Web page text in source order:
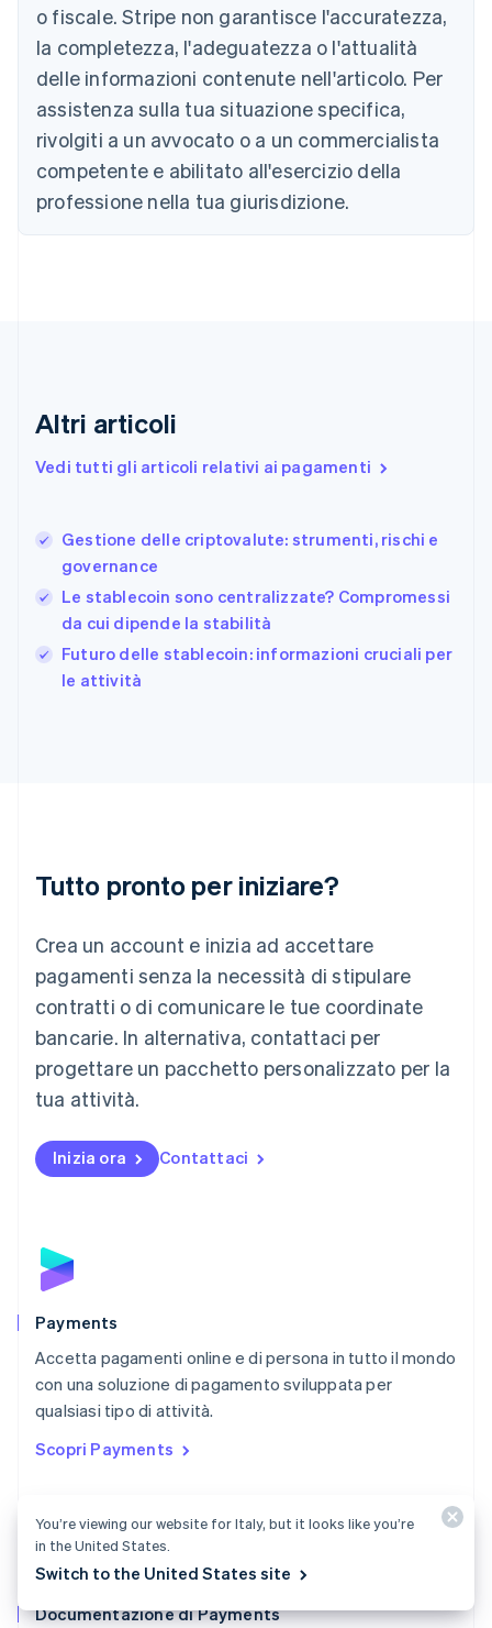
o fiscale. Stripe non garantisce l'accuratezza,
la completezza, l'adeguatezza o l'attualità
delle informazioni contenute nell'articolo. Per
assistenza sulla tua situazione specifica,
rivolgiti a un avvocato o a un commercialista
competente e abilitato all'esercizio della
professione nella tua giurisdizione.
Altri articoli
Vedi tutti gli articoli relativi ai pagamenti
Gestione delle criptovalute: strumenti, rischi e
governance
Le stablecoin sono centralizzate? Compromessi
da cui dipende la stabilità
Futuro delle stablecoin: informazioni cruciali per
le attività
Tutto pronto per iniziare?
Crea un account e inizia ad accettare
pagamenti senza la necessità di stipulare
contratti o di comunicare le tue coordinate
bancarie. In alternativa, contattaci per
progettare un pacchetto personalizzato per la
tua attività.
Inizia ora Contattaci
Payments
Accetta pagamenti online e di persona in tutto il mondo
con una soluzione di pagamento sviluppata per
qualsiasi tipo di attività.
Scopri Payments
Documentazione di Payments
PortuguêsEnglish
Bulgaria
English
Canada
English Français
Cina continentale
Cipro
English
EnglishSvenska
FrançaisEnglish
Giappone
日本語English
English
Grecia
English
India
Lituania
Lussemburgo
Deutsch English
Malaysia
English 简体中文
Malta
Messico
EspañolEnglish
English
Nuova Zelanda
Polonia
English
Português
English简体中文
Regno Unito
English
English
Singapore
English简体中文
Slovacchia
Slovenia
You’re viewing our website for Italy, but it looks like you’re
in the United States.
Switch to the United States site